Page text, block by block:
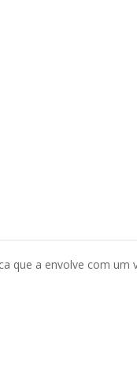
que a envolve com um